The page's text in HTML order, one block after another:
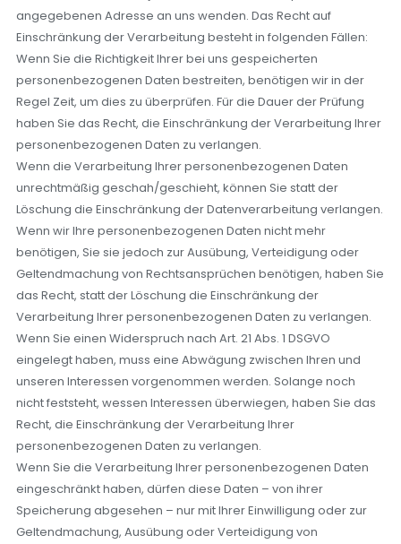
angegebenen Adresse an uns wenden. Das Recht auf
Einschränkung der Verarbeitung besteht in folgenden Fällen:
Wenn Sie die Richtigkeit Ihrer bei uns gespeicherten
personenbezogenen Daten bestreiten, benötigen wir in der
Regel Zeit, um dies zu überprüfen. Für die Dauer der Prüfung
haben Sie das Recht, die Einschränkung der Verarbeitung Ihrer
personenbezogenen Daten zu verlangen.
Wenn die Verarbeitung Ihrer personenbezogenen Daten
unrechtmäßig geschah/geschieht, können Sie statt der
Löschung die Einschränkung der Datenverarbeitung verlangen.
Wenn wir Ihre personenbezogenen Daten nicht mehr
benötigen, Sie sie jedoch zur Ausübung, Verteidigung oder
Geltendmachung von Rechtsansprüchen benötigen, haben Sie
das Recht, statt der Löschung die Einschränkung der
Verarbeitung Ihrer personenbezogenen Daten zu verlangen.
Wenn Sie einen Widerspruch nach Art. 21 Abs. 1 DSGVO
eingelegt haben, muss eine Abwägung zwischen Ihren und
unseren Interessen vorgenommen werden. Solange noch
nicht feststeht, wessen Interessen überwiegen, haben Sie das
Recht, die Einschränkung der Verarbeitung Ihrer
personenbezogenen Daten zu verlangen.
Wenn Sie die Verarbeitung Ihrer personenbezogenen Daten
eingeschränkt haben, dürfen diese Daten – von ihrer
Speicherung abgesehen – nur mit Ihrer Einwilligung oder zur
Geltendmachung, Ausübung oder Verteidigung von